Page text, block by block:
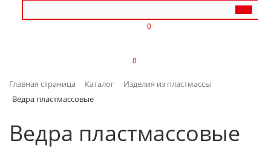
ИНТЕРЬЕР
0
0
Главная страница Каталог
Изделия из пластмассы
Ведра пластмассовые
Ведра пластмассовые